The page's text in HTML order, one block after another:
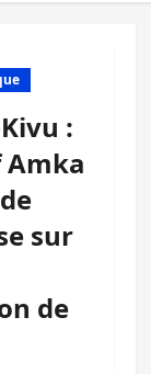
:
Amka
sur
de